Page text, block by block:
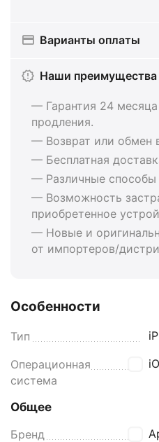
Варианты оплаты
Наши преимущества
— Гарантия 24
продления.
— Возврат или обмен
— Бесплатная
— Различные способы
— Возможность
приобретенное
— Новые и
от импортеров/
Особенности
Тип
Операционная
система
Общее
Бренд